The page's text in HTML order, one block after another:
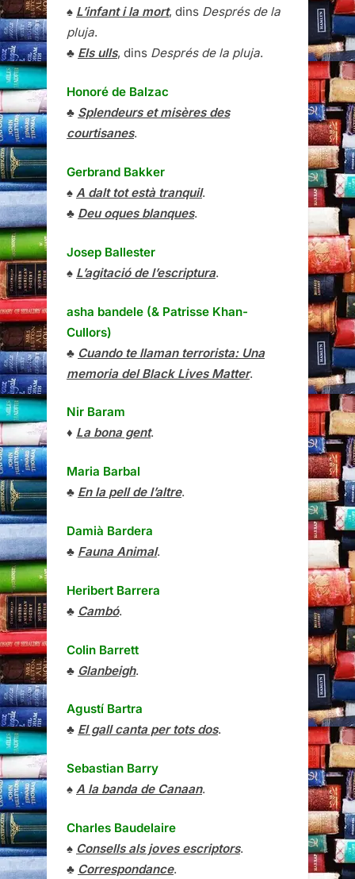
♠ L’infant i la mort, dins Després de la
pluja.
♣ Els ulls, dins Després de la pluja.
Honoré de Balzac
♣ Splendeurs et misères des
courtisanes.
Gerbrand Bakker
♠ A dalt tot està tranquil.
♣ Deu oques blanques.
Josep Ballester
♠ L’agitació de l’escriptura.
asha bandele (& Patrisse Khan-
Cullors)
♣ Cuando te llaman terrorista: Una
memoria del Black Lives Matter.
Nir Baram
♦ La bona gent.
Maria Barbal
♣ En la pell de l’altre.
Damià Bardera
♣ Fauna Animal.
Heribert Barrera
♣ Cambó.
Colin Barrett
♣ Glanbeigh.
Agustí Bartra
♣ El gall canta per tots dos.
Sebastian Barry
♠ A la banda de Canaan.
Charles Baudelaire
♠ Consells als joves escriptors.
♣ Correspondance.